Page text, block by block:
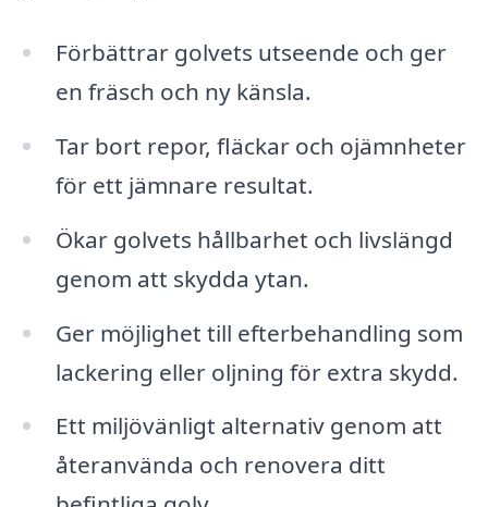
Förbättrar golvets utseende och ger
en fräsch och ny känsla.
Tar bort repor, fläckar och ojämnheter
för ett jämnare resultat.
Ökar golvets hållbarhet och livslängd
genom att skydda ytan.
Ger möjlighet till efterbehandling som
lackering eller oljning för extra skydd.
Ett miljövänligt alternativ genom att
återanvända och renovera ditt